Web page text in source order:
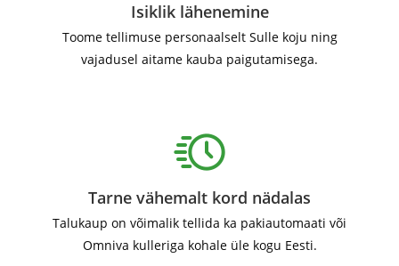
Isiklik lähenemine
Toome tellimuse personaalselt Sulle koju ning
vajadusel aitame kauba paigutamisega.
Tarne vähemalt kord nädalas
Talukaup on võimalik tellida ka pakiautomaati või
Omniva kulleriga kohale üle kogu Eesti.